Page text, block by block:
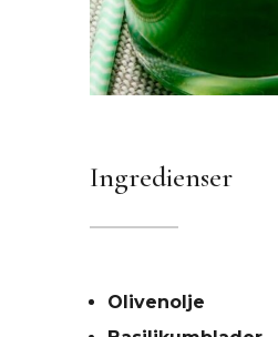
Ingredienser
Olivenolje